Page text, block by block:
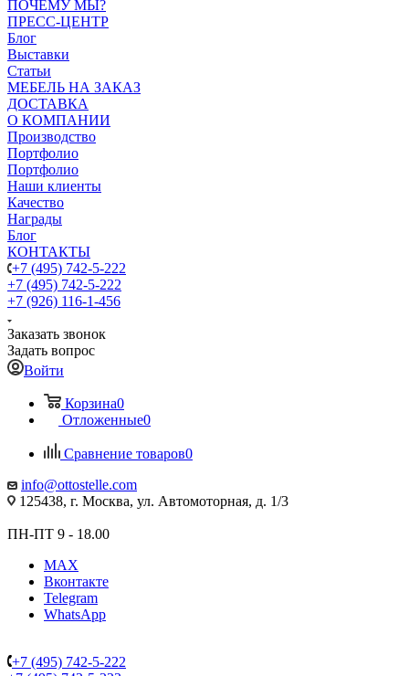
ПОЧЕМУ МЫ?
ПРЕСС-ЦЕНТР
Блог
Выставки
Статьи
МЕБЕЛЬ НА ЗАКАЗ
ДОСТАВКА
О КОМПАНИИ
Производство
Портфолио
Портфолио
Наши клиенты
Качество
Награды
Блог
КОНТАКТЫ
+7 (495) 742-5-222
+7 (495) 742-5-222
+7 (926) 116-1-456
Заказать звонок
Задать вопрос
Войти
Корзина0
Отложенные0
Сравнение товаров0
info@ottostelle.com
125438, г. Москва, ул. Автомоторная, д. 1/3
ПН-ПТ 9 - 18.00
MAX
Вконтакте
Telegram
WhatsApp
+7 (495) 742-5-222